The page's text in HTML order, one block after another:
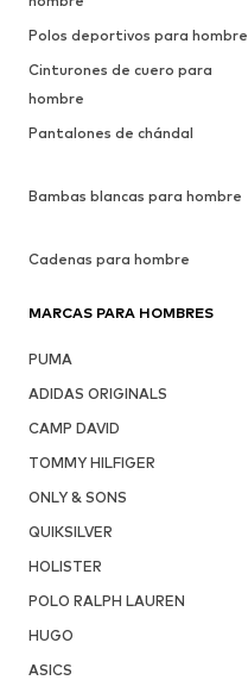
Polos deportivos para hombre
Cinturones de cuero para
hombre
Pantalones de chándal
Bambas blancas para hombre
Cadenas para hombre
MARCAS PARA HOMBRES
PUMA
ADIDAS ORIGINALS
CAMP DAVID
TOMMY HILFIGER
ONLY & SONS
QUIKSILVER
HOLISTER
POLO RALPH LAUREN
HUGO
ASICS